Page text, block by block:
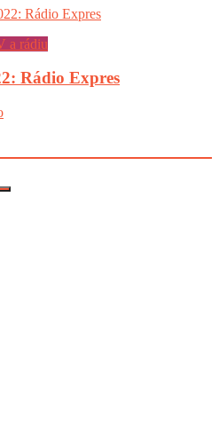
a rádiu
Rádio Expres